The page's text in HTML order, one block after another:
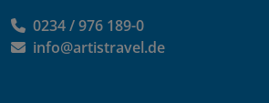
0234 / 976 189-0
info@artistravel.de